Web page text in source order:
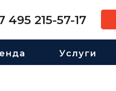
495 215-57-17
Услуги